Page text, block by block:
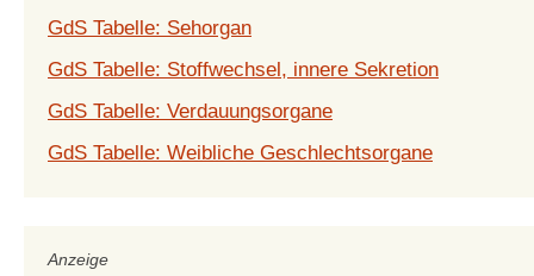
GdS Tabelle: Sehorgan
GdS Tabelle: Stoffwechsel, innere Sekretion
GdS Tabelle: Verdauungsorgane
GdS Tabelle: Weibliche Geschlechtsorgane
Anzeige